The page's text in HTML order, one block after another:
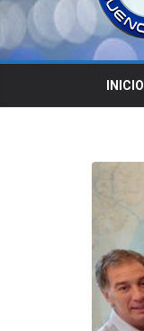
INICIO